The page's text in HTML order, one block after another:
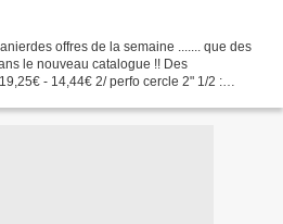
offres de la semaine ....... que des
le nouveau catalogue !! Des
- 14,44€ 2/ perfo cercle 2" 1/2 :